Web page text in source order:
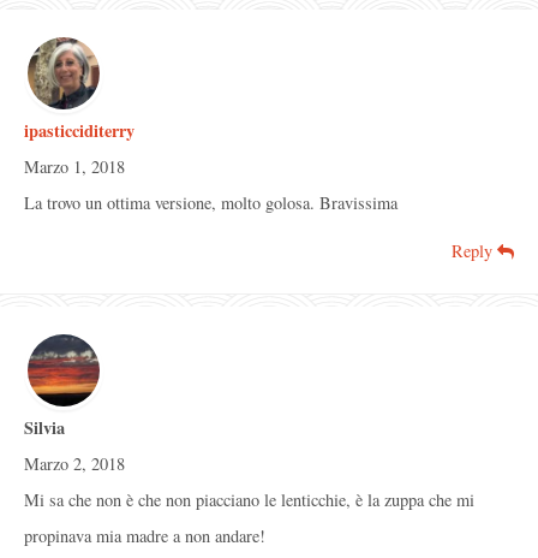
ipasticciditerry
Marzo 1, 2018
La trovo un ottima versione, molto golosa. Bravissima
Reply
Silvia
Marzo 2, 2018
Mi sa che non è che non piacciano le lenticchie, è la zuppa che mi
propinava mia madre a non andare!